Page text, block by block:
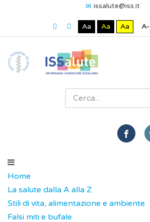
issalute@iss.it
Aa Aa Aa A-
Home
La salute dalla A alla Z
Stili di vita, alimentazione e ambiente
Falsi miti e bufale